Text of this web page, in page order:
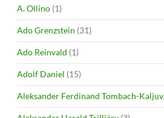
A. Ollino (1)
Ado Grenzstein (31)
Ado Reinvald (1)
Adolf Daniel (15)
Aleksander Ferdinand Tombach-